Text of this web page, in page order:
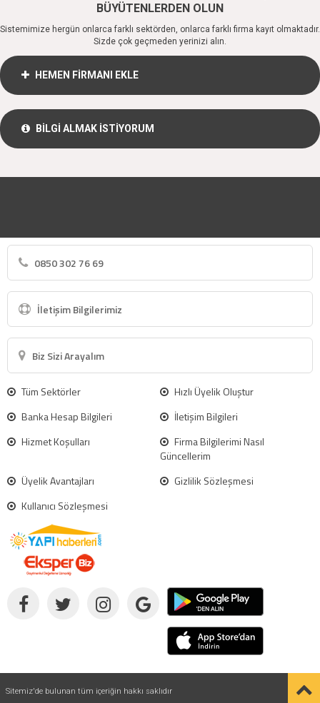
BÜYÜTENLERDEN OLUN
Sistemimize hergün onlarca farklı sektörden, onlarca farklı firma kayıt olmaktadır.
Sizde çok geçmeden yerinizi alın.
HEMEN FİRMANI EKLE
BİLGİ ALMAK İSTİYORUM
0850 302 76 69
İletişim Bilgilerimiz
Biz Sizi Arayalım
Tüm Sektörler
Hızlı Üyelik Oluştur
Banka Hesap Bilgileri
İletişim Bilgileri
Hizmet Koşulları
Firma Bilgilerimi Nasıl
Güncellerim
Üyelik Avantajları
Gizlilik Sözleşmesi
Kullanıcı Sözleşmesi
Sitemiz'de bulunan tüm içeriğin hakkı saklıdır